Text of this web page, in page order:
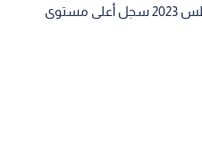
الوسطى والقصوى في آب/أغسطس 2023 سجل أعلى مستوى